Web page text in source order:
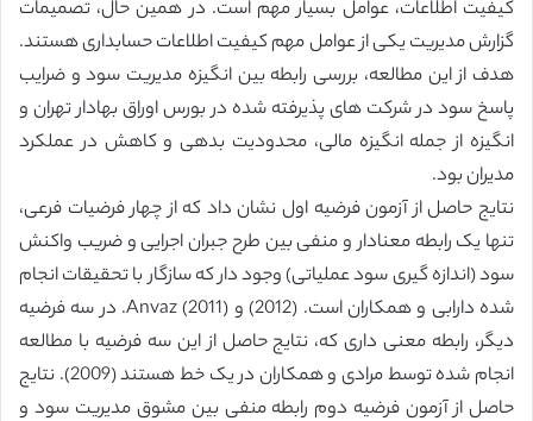
کیفیت اطلاعات، عوامل بسیار مهم است. در همین حال، تصمیمات
گزارش مدیریت یکی از عوامل مهم کیفیت اطلاعات حسابداری هستند.
هدف از این مطالعه، بررسی رابطه بین انگیزه مدیریت سود و ضرایب
پاسخ سود در شرکت های پذیرفته شده در بورس اوراق بهادار تهران و
انگیزه از جمله انگیزه مالی، محدودیت بدهی و کاهش در عملکرد
مدیران بود.
نتایج حاصل از آزمون فرضیه اول نشان داد که از چهار فرضیات فرعی،
تنها یک رابطه معنادار و منفی بین طرح جبران اجرایی و ضریب واکنش
سود (اندازه گیری سود عملیاتی) وجود دار که سازگار با تحقیقات انجام
شده دارابی و همکاران است. (2012) و Anvaz (2011). در سه فرضیه
دیگر، رابطه معنی داری که، نتایج حاصل از این سه فرضیه با مطالعه
انجام شده توسط مرادی و همکاران در یک خط هستند (2009). نتایج
حاصل از آزمون فرضیه دوم رابطه منفی بین مشوق مدیریت سود و